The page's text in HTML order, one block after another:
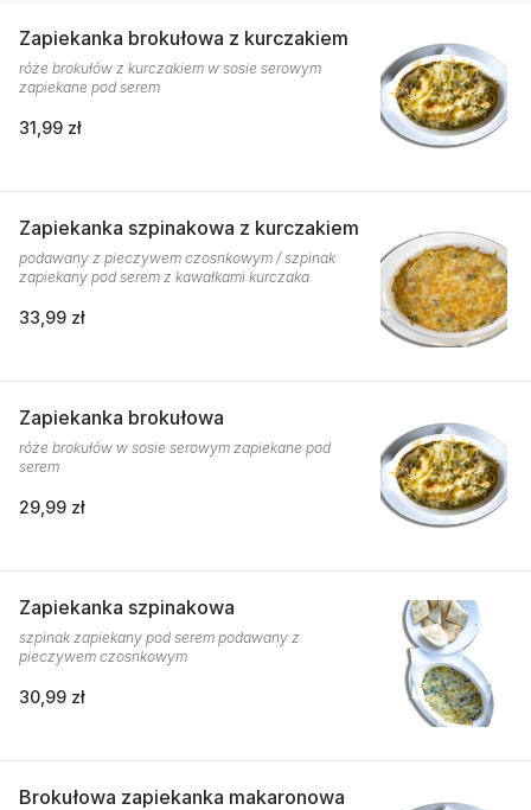
Zapiekanka brokułowa z kurczakiem
róże brokułów z kurczakiem w sosie serowym
zapiekane pod serem
31,99 zł
Zapiekanka szpinakowa z kurczakiem
podawany z pieczywem czosnkowym / szpinak
zapiekany pod serem z kawałkami kurczaka
33,99 zł
Zapiekanka brokułowa
róże brokułów w sosie serowym zapiekane pod
serem
29,99 zł
Zapiekanka szpinakowa
szpinak zapiekany pod serem podawany z
pieczywem czosnkowym
30,99 zł
Brokułowa zapiekanka makaronowa